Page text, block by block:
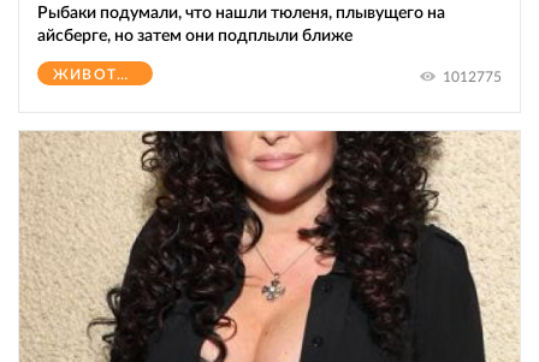
Рыбаки подумали, что нашли тюленя, плывущего на
айсберге, но затем они подплыли ближе
ЖИВОТНЫЕ 1012775